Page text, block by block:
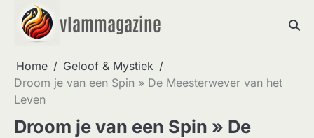
content
vlammagazine
Home
Geloof & Mystiek
Droom je van een Spin » De Meesterwever van het
Leven
Droom je van een Spin » De